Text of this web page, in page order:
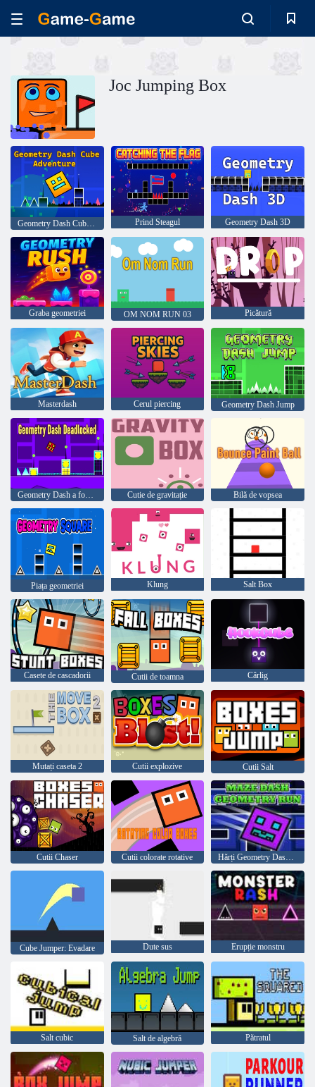
Joc Jumping Box
Geometry Dash Cube Adventure Prind Steagul Geometry Dash 3D
Graba geometriei OM NOM RUN 03 Picătură
Masterdash Cerul piercing Geometry Dash Jump
Geometry Dash a fost blocat Cutie de gravitație Bilă de vopsea
Piața geometriei Klung Salt Box
Casete de cascadorii Cutii de toamna Cârlig
Mutați caseta 2 Cutii explozive Cutii Salt
Cutii Chaser Cutii colorate rotative Hărți Geometry Dash Maze
Cube Jumper: Evadare Dute sus Erupție monstru
Salt cubic Salt de algebră Pătratul